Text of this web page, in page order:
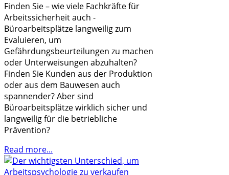
Finden Sie – wie viele Fachkräfte für
Arbeitssicherheit auch -
Büroarbeitsplätze langweilig zum
Evaluieren, um
Gefährdungsbeurteilungen zu machen
oder Unterweisungen abzuhalten?
Finden Sie Kunden aus der Produktion
oder aus dem Bauwesen auch
spannender? Aber sind
Büroarbeitsplätze wirklich sicher und
langweilig für die betriebliche
Prävention?
Read more...